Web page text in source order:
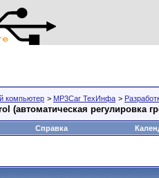
компьютер > MP3Car ТехИнфа >
(автоматическая регулировка
Справка